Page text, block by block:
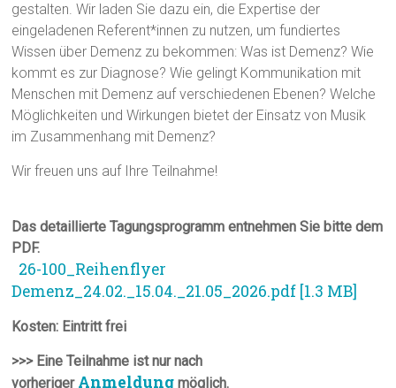
gestalten. Wir laden Sie dazu ein, die Expertise der
eingeladenen Referent*innen zu nutzen, um fundiertes
Wissen über Demenz zu bekommen: Was ist Demenz? Wie
kommt es zur Diagnose? Wie gelingt Kommunikation mit
Menschen mit Demenz auf verschiedenen Ebenen? Welche
Möglichkeiten und Wirkungen bietet der Einsatz von Musik
im Zusammenhang mit Demenz?
Wir freuen uns auf Ihre Teilnahme!
Das detaillierte Tagungsprogramm entnehmen Sie bitte dem
PDF.
26-100_Reihenflyer
Demenz_24.02._15.04._21.05_2026.pdf [1.3 MB]
Kosten: Eintritt frei
>>> Eine Teilnahme ist nur nach
vorheriger Anmeldung möglich.